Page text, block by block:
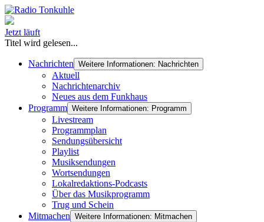
Jetzt läuft
Titel wird gelesen...
Nachrichten Weitere Informationen: Nachrichten
Aktuell
Nachrichtenarchiv
Neues aus dem Funkhaus
Programm Weitere Informationen: Programm
Livestream
Programmplan
Sendungsübersicht
Playlist
Musiksendungen
Wortsendungen
Lokalredaktions-Podcasts
Über das Musikprogramm
Trug und Schein
Mitmachen Weitere Informationen: Mitmachen